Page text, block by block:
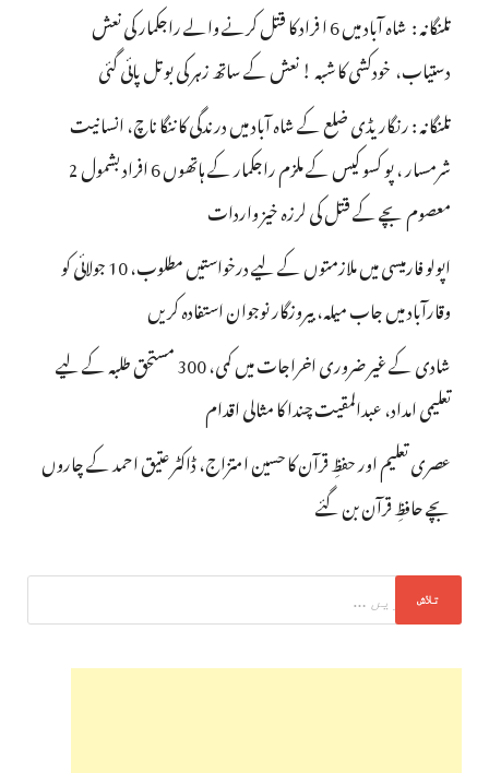
تلنگانہ : شاہ آباد میں 6 ا فراد کا قتل کرنے والے راجکمار کی نعش
دستیاب، خودکشی کا شبہ ! نعش کے ساتھ زہر کی بوتل پائی گئی
تلنگانہ : رنگاریڈی ضلع کے شاہ آباد میں درندگی کا ننگا ناچ، انسانیت
شرمسار ، پو کسو کیس کے ملزم راجکمار کے ہاتھوں 6 افراد بشمول 2
معصوم بچے کے قتل کی لرزہ خیز واردات
اپولو فارمیسی میں ملازمتوں کے لیے درخواستیں مطلوب، 10 جولائی کو
وقارآباد میں جاب میلہ، بیروزگار نوجوان استفادہ کریں
شادی کے غیر ضروری اخراجات میں کمی، 300 مستحق طلبہ کے لیے
تعلیمی امداد، عبدالمقیت چندا کا مثالی اقدام
عصری تعلیم اور حفظِ قرآن کا حسین امتزاج، ڈاکٹر عتیق احمد کے چاروں
بچے حافظِ قرآن بن گئے